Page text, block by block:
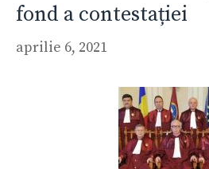
fond a contestației
aprilie 6, 2021